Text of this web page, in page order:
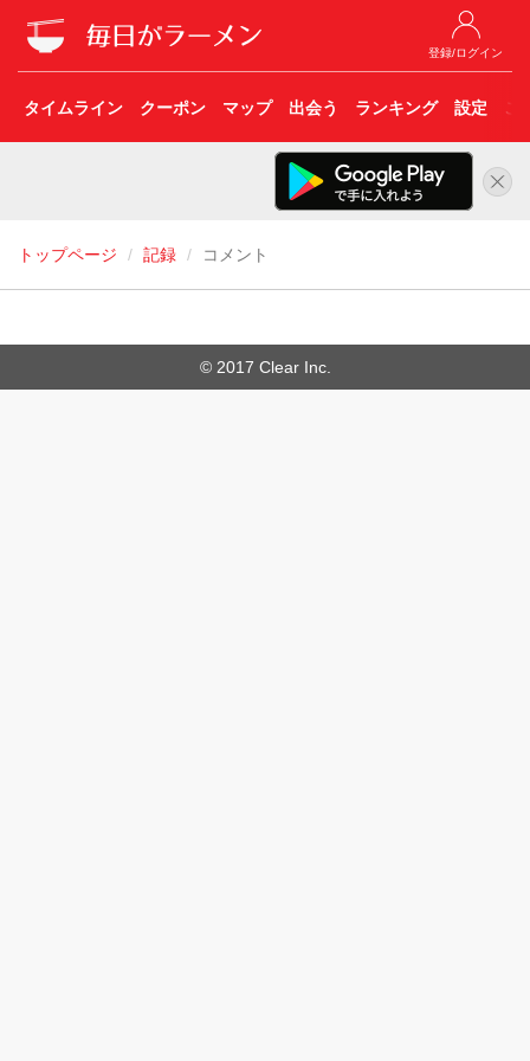
登録/ログイン
タイムライン クーポン マップ 出会う ランキング 設定 こ
トップページ 記録 コメント
© 2017 Clear Inc.